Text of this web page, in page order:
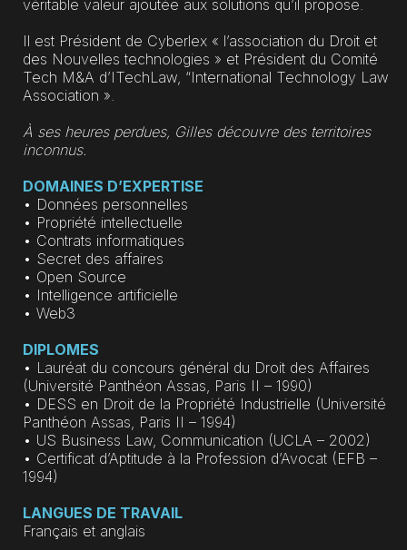
véritable valeur ajoutée aux solutions qu’il propose.
Il est Président de Cyberlex « l’association du Droit et
des Nouvelles technologies » et Président du Comité
Tech M&A d’ITechLaw, “International Technology Law
Association ».
À ses heures perdues, Gilles découvre des territoires
inconnus.
DOMAINES D’EXPERTISE
• Données personnelles
• Propriété intellectuelle
• Contrats informatiques
• Secret des affaires
• Open Source
• Intelligence artificielle
• Web3
DIPLOMES
• Lauréat du concours général du Droit des Affaires
(Université Panthéon Assas, Paris II – 1990)
• DESS en Droit de la Propriété Industrielle (Université
Panthéon Assas, Paris II – 1994)
• US Business Law, Communication (UCLA – 2002)
• Certificat d’Aptitude à la Profession d’Avocat (EFB –
1994)
LANGUES DE TRAVAIL
Français et anglais